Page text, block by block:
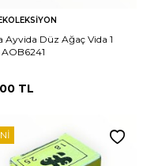
Ayvida Düz Ağaç Vida 1
TL